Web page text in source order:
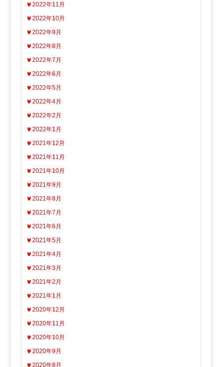
2022年11月
2022年10月
2022年9月
2022年8月
2022年7月
2022年6月
2022年5月
2022年4月
2022年2月
2022年1月
2021年12月
2021年11月
2021年10月
2021年9月
2021年8月
2021年7月
2021年6月
2021年5月
2021年4月
2021年3月
2021年2月
2021年1月
2020年12月
2020年11月
2020年10月
2020年9月
2020年8月